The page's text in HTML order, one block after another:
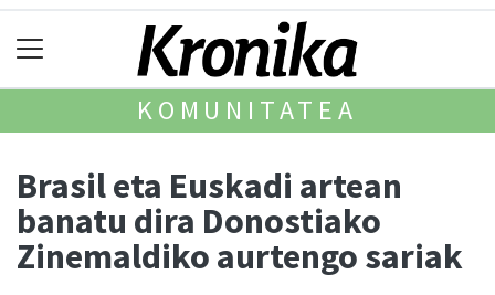
KOMUNITATEA
Brasil eta Euskadi artean
banatu dira Donostiako
Zinemaldiko aurtengo sariak